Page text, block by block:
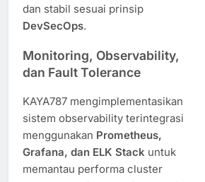
dan stabil sesuai prinsip
DevSecOps.
Monitoring, Observability,
dan Fault Tolerance
KAYA787 mengimplementasikan
sistem observability terintegrasi
menggunakan Prometheus,
Grafana, dan ELK Stack untuk
memantau performa cluster